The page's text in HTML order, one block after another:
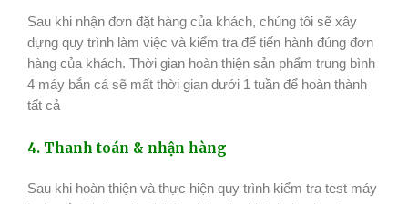
Sau khi nhận đơn đặt hàng của khách, chúng tôi sẽ xây
dựng quy trình làm việc và kiểm tra để tiến hành đúng đơn
hàng của khách. Thời gian hoàn thiện sản phẩm trung bình
4 máy bắn cá sẽ mất thời gian dưới 1 tuần để hoàn thành
tất cả
4. Thanh toán & nhận hàng
Sau khi hoàn thiện và thực hiện quy trình kiểm tra test máy